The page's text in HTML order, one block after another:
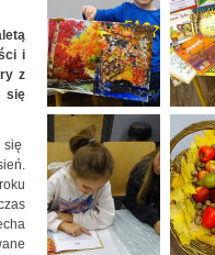
i
z
się